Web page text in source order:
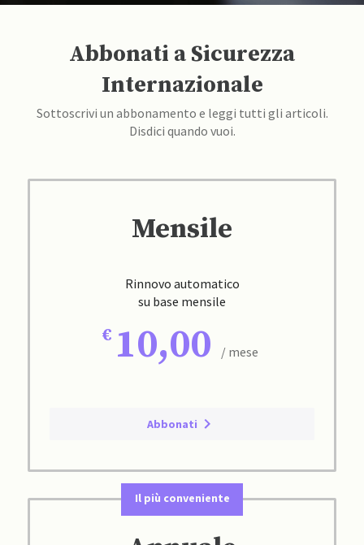
Abbonati a Sicurezza
Internazionale
Sottoscrivi un abbonamento e leggi tutti gli articoli.
Disdici quando vuoi.
Mensile
Rinnovo automatico
su base mensile
10,00 / mese
Abbonati
Il più conveniente